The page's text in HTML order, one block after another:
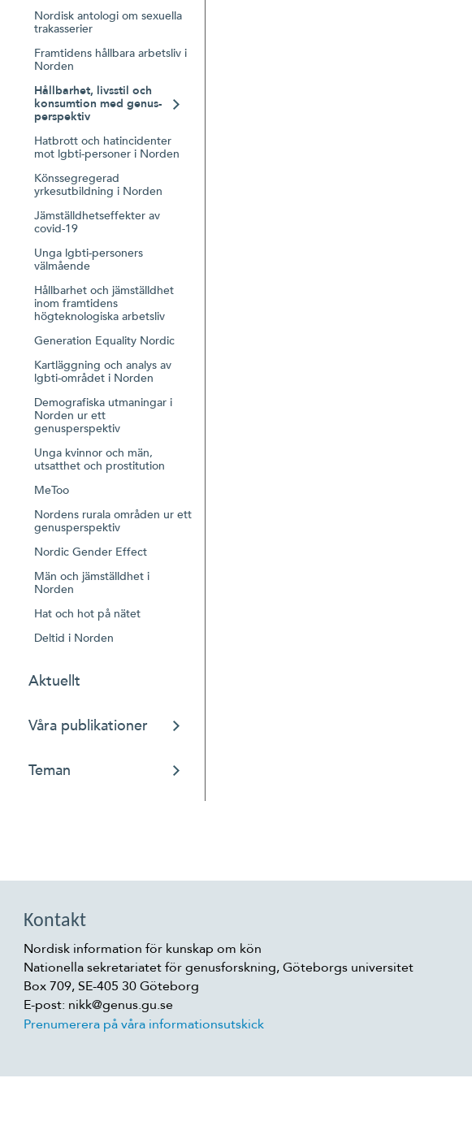
Nordisk antologi om sexuella
trakasserier
Framtidens hållbara arbetsliv i
Norden
Hållbarhet, livsstil och
konsumtion med genus­
perspektiv
Hatbrott och hatincidenter
mot lgbti-personer i Norden
Könssegregerad
yrkesutbildning i Norden
Jämställdhetseffekter av
covid-19
Unga lgbti-personers
välmående
Hållbarhet och jämställdhet
inom framtidens
högteknologiska arbetsliv
Generation Equality Nordic
Kartläggning och analys av
lgbti-området i Norden
Demografiska utmaningar i
Norden ur ett
genusperspektiv
Unga kvinnor och män,
utsatthet och prostitution
MeToo
Nordens rurala områden ur ett
genusperspektiv
Nordic Gender Effect
Män och jämställdhet i
Norden
Hat och hot på nätet
Deltid i Norden
Aktuellt
Våra publikationer
Teman
Kontakt
Nordisk information för kunskap om kön
Nationella sekretariatet för genusforskning, Göteborgs universitet
Box 709, SE-405 30 Göteborg
E-post: nikk@genus.gu.se
Prenumerera på våra informationsutskick